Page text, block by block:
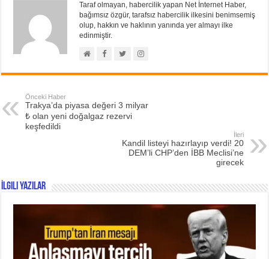
Taraf olmayan, habercilik yapan Net İnternet Haber,
bağımsız özgür, tarafsız habercilik ilkesini benimsemiş
olup, hakkın ve haklının yanında yer almayı ilke
edinmiştir.
Önceki Haber
Trakya’da piyasa değeri 3 milyar
₺ olan yeni doğalgaz rezervi
keşfedildi
İleri
Kandil listeyi hazırlayıp verdi! 20
DEM’li CHP’den İBB Meclisi’ne
girecek
İlgili Yazılar